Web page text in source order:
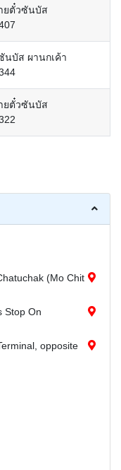
ยตั๋วซันบัส
นบัส ผานกเค้า
ยตั๋วซันบัส
(Mo Chit
Stop On
opposite